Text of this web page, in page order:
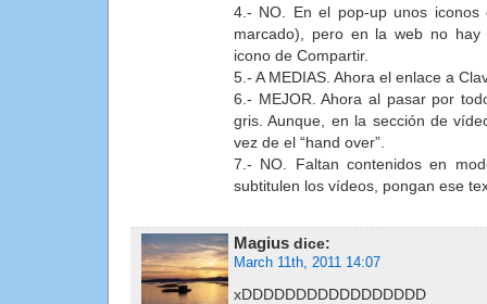
4.- NO. En el pop-up unos
marcado), pero en la web no
icono de Compartir.
5.- A MEDIAS. Ahora el enlace a
6.- MEJOR. Ahora al pasar por
gris. Aunque, en la sección de
vez de el “hand over”.
7.- NO. Faltan contenidos en
subtitulen los vídeos, pongan ese
Magius dice:
March 11th, 2011 14:07
xDDDDDDDDDDDDDDDDD